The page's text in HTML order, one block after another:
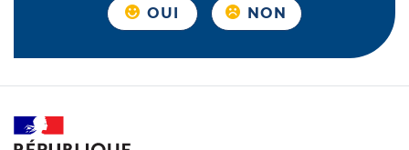
OUI NON